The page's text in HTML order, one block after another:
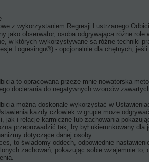
z wykorzystaniem Regresji Lustrzanego
jako obserwator, osoba odgrywająca różne
w których wykorzystywane są różne techniki
Logresingu®) - opcjonalnie dla chętnych,
to opracowana przeze mnie nowatorska
docierania do negatywnych wzorców
można doskonale wykorzystać w
każdy człowiek w grupie może
jak i relacje karmiczne lub zachowania
przeprowadzić tak, by był ukierunkowany
dotyczące danej osoby.
to świadomy oddech, odpowiednie
zachowań, pokazując sobie wzajemnie